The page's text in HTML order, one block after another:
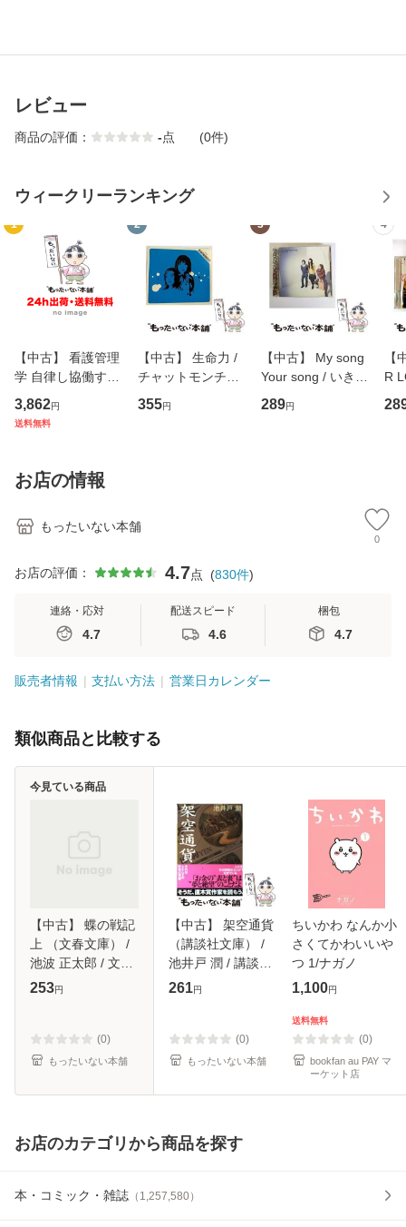
レビュー
商品の評価： -点 (0件)
ウィークリーランキング
1
【中古】 看護管理
学 自律し協働する
専門職の看護マネ
ジメントスキル 改
恵 藤本幸三 / 南江
堂 [単行
3,862円
送料無料
2
【中古】 生命力 /
チャットモンチー /
キューンレコード
[CD]【メール便送
355円
3
【中古】 My song
Your song / いきも
のがかり / [CD]
【メール便送料無
289円
4
【
R
産
お店の情報
もったいない本舗
0
お店の評価： 4.7点 (830件)
連絡・応対
4.7
配送スピード
4.6
梱包
4.7
販売者情報 支払い方法 営業日カレンダー
類似商品と比較する
【中古】 蝶の戦記
上 （文春文庫） /
池波 正太郎 / 文藝
春秋 [文庫]【メー
253円
(0)
もったいない本舗
今見ている商品
【中古】 架空通貨
（講談社文庫） /
池井戸 潤 / 講談社
[文庫]【メール便送
261円
(0)
もったいない本舗
ちいかわ なんか小
さくてかわいいや
つ 1/ナガノ
1,100円
送料無料
(0)
bookfan au PAY マ
ーケット店
お店のカテゴリから商品を探す
本・コミック・雑誌 （ 1,257,580）